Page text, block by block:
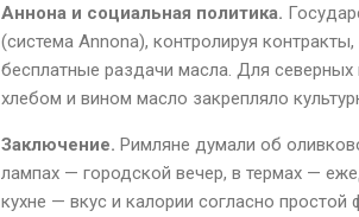
Аннона и социальная политика.
(система Annona), контролируя
бесплатные раздачи масла. Для
хлебом и вином масло закрепляло
Заключение. Римляне думали об
лампах — городской вечер, в термах —
кухне — вкус и калории согласно простой